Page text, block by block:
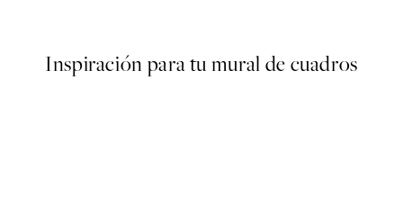
Inspiración para tu mural de cuadros